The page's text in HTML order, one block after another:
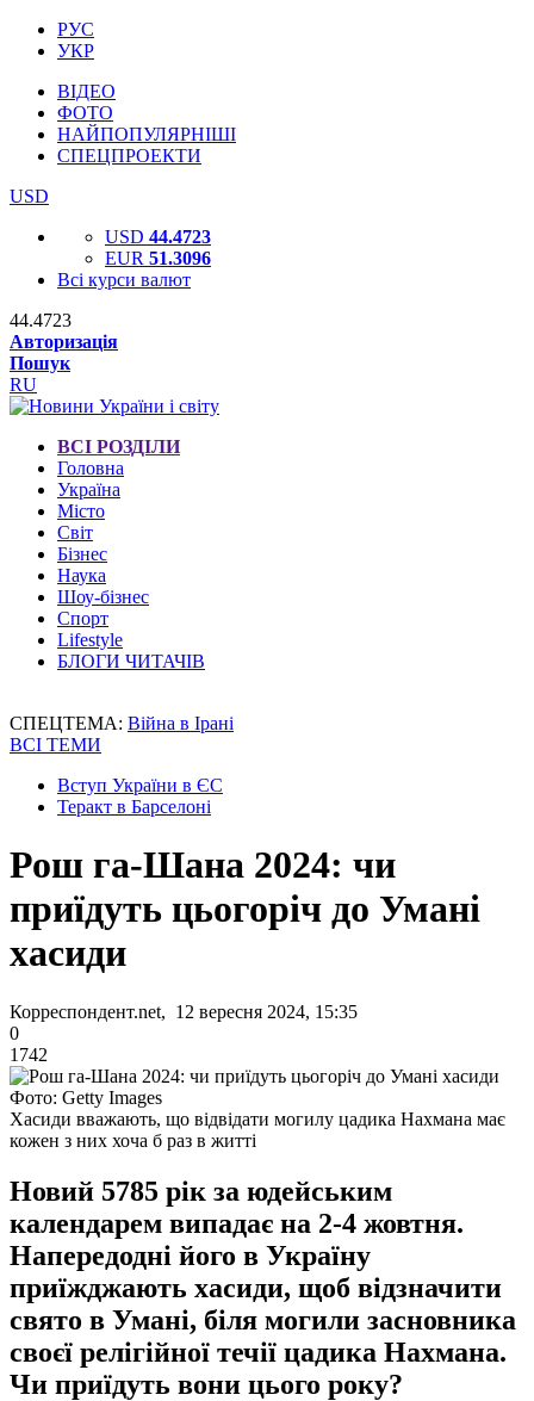
РУС
УКР
ВІДЕО
ФОТО
НАЙПОПУЛЯРНІШІ
СПЕЦПРОЕКТИ
USD
USD 44.4723
EUR 51.3096
Всі курси валют
44.4723
Авторизація
Пошук
RU
ВСІ РОЗДІЛИ
Головна
Україна
Місто
Світ
Бізнес
Наука
Шоу-бізнес
Спорт
Lifestyle
БЛОГИ ЧИТАЧІВ
СПЕЦТЕМА: Війна в Ірані
ВСІ ТЕМИ
Вступ України в ЄС
Теракт в Барселоні
Рош га-Шана 2024: чи
приїдуть цьогоріч до Умані
хасиди
Корреспондент.net, 12 вересня 2024, 15:35
0
1742
Фото: Getty Images
Хасиди вважають, що відвідати могилу цадика Нахмана має
кожен з них хоча б раз в житті
Новий 5785 рік за юдейським
календарем випадає на 2-4 жовтня.
Напередодні його в Україну
приїжджають хасиди, щоб відзначити
свято в Умані, біля могили засновника
своєї релігійної течії цадика Нахмана.
Чи приїдуть вони цього року?